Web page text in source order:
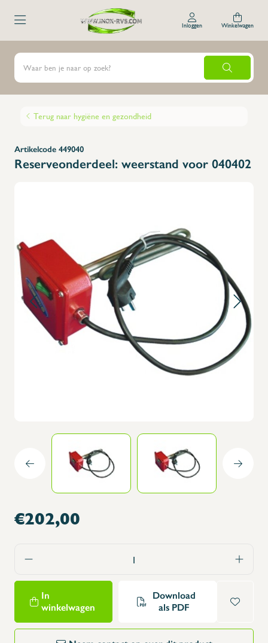
Inloggen Winkelwagen
Terug naar hygiëne en gezondheid
Artikelcode 449040
Reserveonderdeel: weerstand voor 040402
€202,00
In
winkelwagen
Download
als PDF